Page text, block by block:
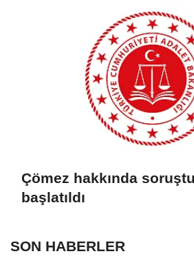
Çömez hakkında
başlatıldı
SON HABERLER